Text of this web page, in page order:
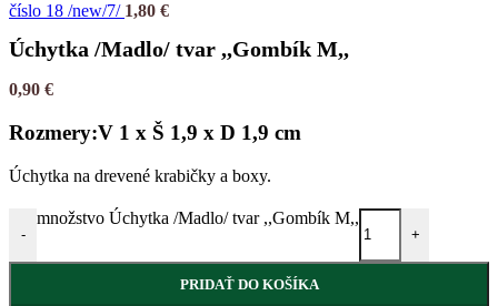
číslo 18 /new/7/ 1,80 €
Úchytka /Madlo/ tvar ,,Gombík M,,
0,90 €
Rozmery:V 1 x Š 1,9 x D 1,9 cm
Úchytka na drevené krabičky a boxy.
-
množstvo Úchytka /Madlo/ tvar ,,Gombík M,,
+
PRIDAŤ DO KOŠÍKA